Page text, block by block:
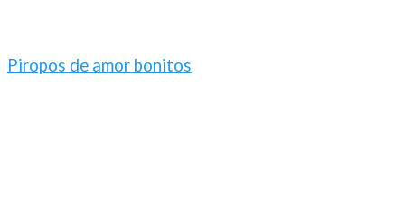
Piropos de amor bonitos